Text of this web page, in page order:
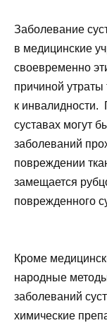
Заболевание
в медицинские
своевременно
причиной утраты
к инвалидности.
суставах могут
заболеваний
повреждении
замещается
поврежденного
Кроме
народные
заболеваний
химические